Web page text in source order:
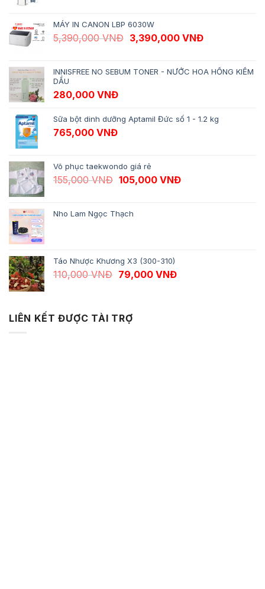
MÁY IN CANON LBP 6030W
5,390,000VNĐ Giá gốc là: 5,390,000 VNĐ.
3,390,000 VNĐGiá hiện tại
INNISFREE NO SEBUM TONER - NƯỚC HOA HỒNG KIỀM
DẦU
280,000 VNĐ
Sữa bột dinh dưỡng Aptamil Đức số 1 - 1.2 kg
765,000 VNĐ
Võ phục taekwondo giá rẻ
155,000VNĐ Giá gốc là: 155,000 VNĐ.
105,000 VNĐGiá hiện tại là:
Nho Lam Ngọc Thạch
Táo Nhược Khương X3 (300-310)
110,000VNĐ Giá gốc là: 110,000 VNĐ.
79,000 VNĐGiá hiện tại là:
LIÊN KẾT ĐƯỢC TÀI TRỢ